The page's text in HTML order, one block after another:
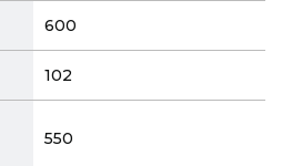
600
102
550